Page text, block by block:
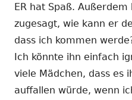
ER hat Spaß.
zugesagt, wie kann er
dass ich kommen
Ich könnte ihn einfach
viele Mädchen, dass es
auffallen würde, wenn